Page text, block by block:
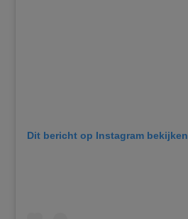
Dit bericht op Instagram bekijken